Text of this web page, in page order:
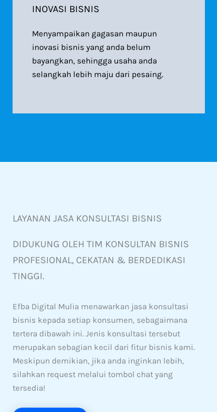
INOVASI BISNIS
Menyampaikan gagasan maupun
inovasi bisnis yang anda belum
bayangkan, sehingga usaha anda
selangkah lebih maju dari pesaing.
LAYANAN JASA KONSULTASI BISNIS
DIDUKUNG OLEH TIM KONSULTAN BISNIS
PROFESIONAL, CEKATAN & BERDEDIKASI
TINGGI.
Efba Digital Mulia menawarkan jasa konsultasi
bisnis kepada setiap konsumen, sebagaimana
tertera dibawah ini. Jenis konsultasi tersebut
merupakan sebagian kecil dari fitur bisnis kami.
Meskipun demikian, jika anda inginkan lebih,
silahkan request melalui tombol chat yang
tersedia!